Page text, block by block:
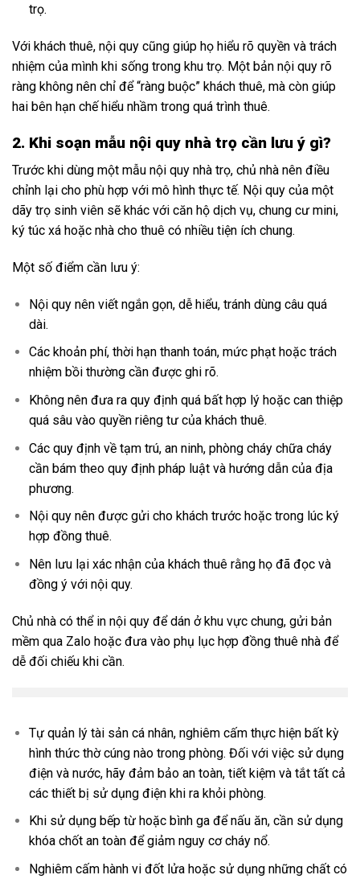
trọ.
Với khách thuê, nội quy cũng giúp họ hiểu rõ quyền và trách
nhiệm của mình khi sống trong khu trọ. Một bản nội quy rõ
ràng không nên chỉ để “ràng buộc” khách thuê, mà còn giúp
hai bên hạn chế hiểu nhầm trong quá trình thuê.
2. Khi soạn mẫu nội quy nhà trọ cần lưu ý gì?
Trước khi dùng một mẫu nội quy nhà trọ, chủ nhà nên điều
chỉnh lại cho phù hợp với mô hình thực tế. Nội quy của một
dãy trọ sinh viên sẽ khác với căn hộ dịch vụ, chung cư mini,
ký túc xá hoặc nhà cho thuê có nhiều tiện ích chung.
Một số điểm cần lưu ý:
Nội quy nên viết ngắn gọn, dễ hiểu, tránh dùng câu quá
dài.
Các khoản phí, thời hạn thanh toán, mức phạt hoặc trách
nhiệm bồi thường cần được ghi rõ.
Không nên đưa ra quy định quá bất hợp lý hoặc can thiệp
quá sâu vào quyền riêng tư của khách thuê.
Các quy định về tạm trú, an ninh, phòng cháy chữa cháy
cần bám theo quy định pháp luật và hướng dẫn của địa
phương.
Nội quy nên được gửi cho khách trước hoặc trong lúc ký
hợp đồng thuê.
Nên lưu lại xác nhận của khách thuê rằng họ đã đọc và
đồng ý với nội quy.
Chủ nhà có thể in nội quy để dán ở khu vực chung, gửi bản
mềm qua Zalo hoặc đưa vào phụ lục hợp đồng thuê nhà để
dễ đối chiếu khi cần.
Tự quản lý tài sản cá nhân, nghiêm cấm thực hiện bất kỳ
hình thức thờ cúng nào trong phòng. Đối với việc sử dụng
điện và nước, hãy đảm bảo an toàn, tiết kiệm và tắt tất cả
các thiết bị sử dụng điện khi ra khỏi phòng.
Khi sử dụng bếp từ hoặc bình ga để nấu ăn, cần sử dụng
khóa chốt an toàn để giảm nguy cơ cháy nổ.
Nghiêm cấm hành vi đốt lửa hoặc sử dụng những chất có